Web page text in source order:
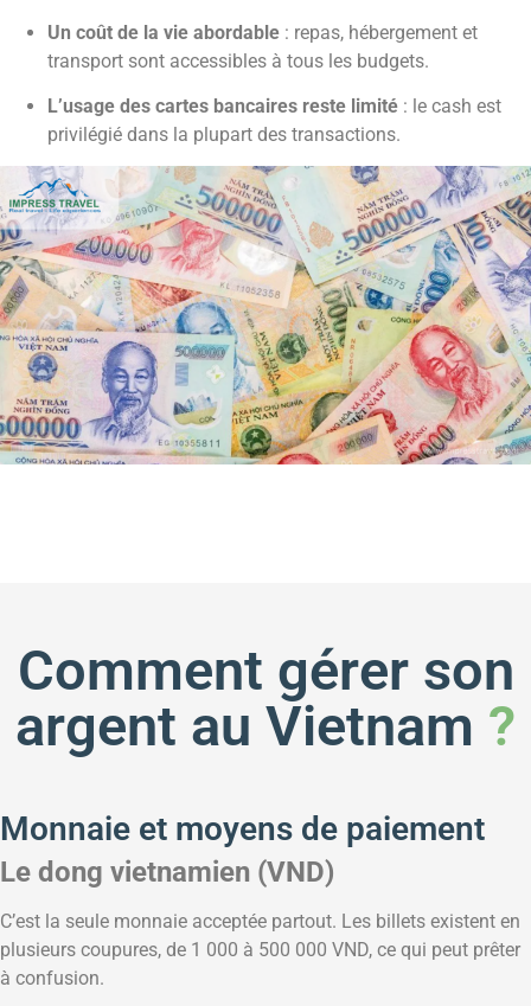
Un coût de la vie abordable : repas, hébergement et
transport sont accessibles à tous les budgets.
L’usage des cartes bancaires reste limité : le cash est
privilégié dans la plupart des transactions.
Comment gérer son
argent au Vietnam ?
Monnaie et moyens de paiement
Le dong vietnamien (VND)
C’est la seule monnaie acceptée partout. Les billets existent en
plusieurs coupures, de 1 000 à 500 000 VND, ce qui peut prêter
à confusion.